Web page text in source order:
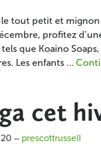
le tout petit et mignon
profitez
que Koaino
Les enfants …
cet
– prescottrussell